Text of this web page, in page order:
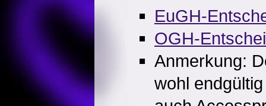
EuGH-
OGH-
Anmerkung:
wohl